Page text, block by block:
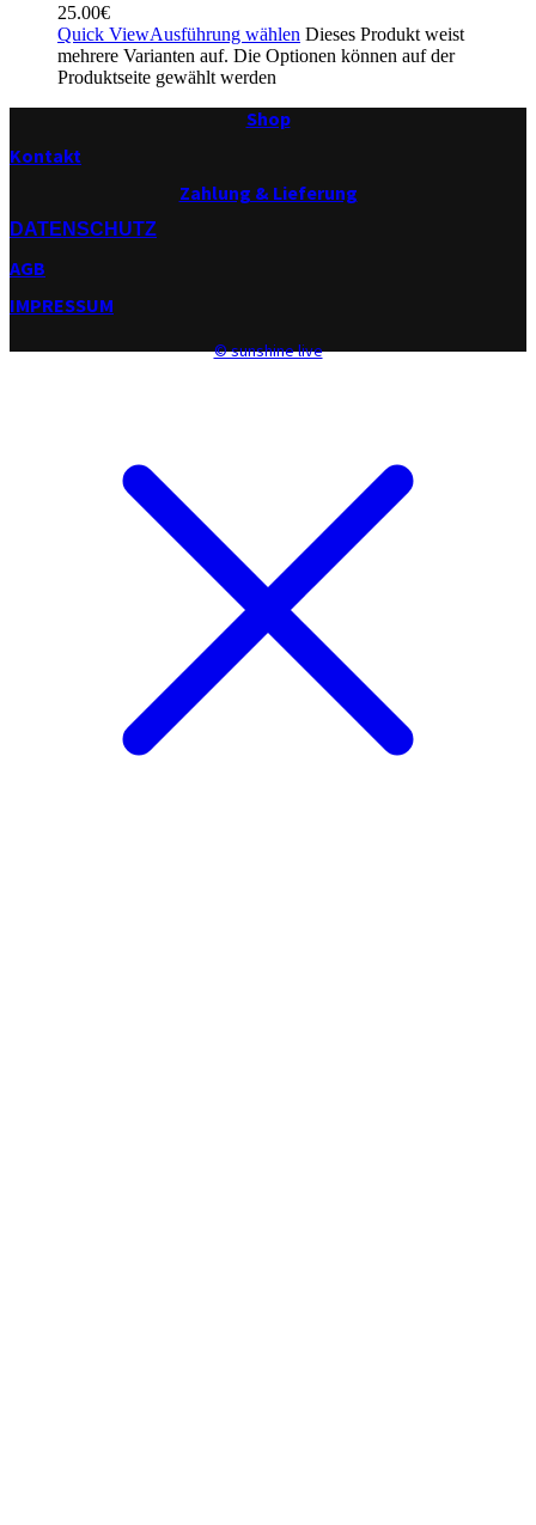
25.00€
Quick ViewAusführung wählen Dieses Produkt weist
mehrere Varianten auf. Die Optionen können auf der
Produktseite gewählt werden
Shop
Kontakt
Zahlung & Lieferung
DATENSCHUTZ
AGB
IMPRESSUM
© sunshine live